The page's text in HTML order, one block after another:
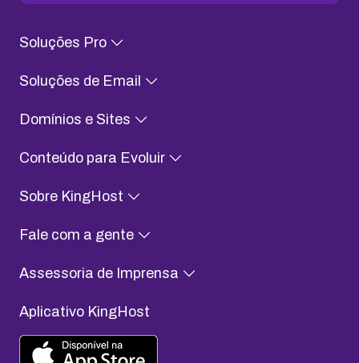
Soluções Pro
Soluções de Email
Domínios e Sites
Conteúdo para Evoluir
Sobre KingHost
Fale com a gente
Assessoria de Imprensa
Aplicativo KingHost